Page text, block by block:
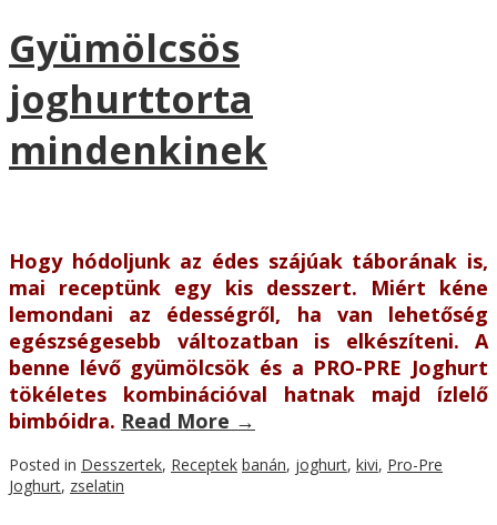
Gyümölcsös
joghurttorta
mindenkinek
Hogy hódoljunk az édes szájúak táborának is,
mai receptünk egy kis desszert. Miért kéne
lemondani az édességről, ha van lehetőség
egészségesebb változatban is elkészíteni. A
benne lévő gyümölcsök és a PRO-PRE Joghurt
tökéletes kombinációval hatnak majd ízlelő
bimbóidra. Read More →
Posted in Desszertek, Receptek banán, joghurt, kivi, Pro-Pre
Joghurt, zselatin